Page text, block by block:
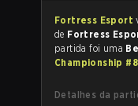
Fortress Esport
de Fortress
partida foi uma
Championship #8
Detalhes da